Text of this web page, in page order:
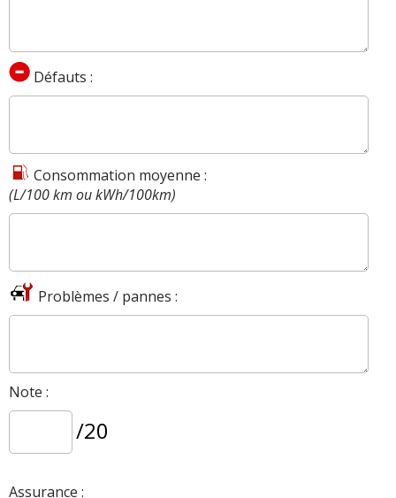
Défauts :
Consommation moyenne :
(L/100 km ou kWh/100km)
Problèmes / pannes :
Note :
/20
Assurance :